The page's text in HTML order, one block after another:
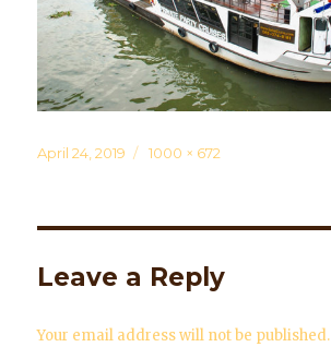
Posted
April 24, 2019
Full
1000 × 672
Leave a Reply
Your email address will not be published.